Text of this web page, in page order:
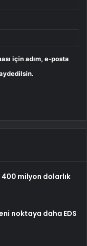
için adım, e-posta
milyon dolarlık
noktaya daha EDS